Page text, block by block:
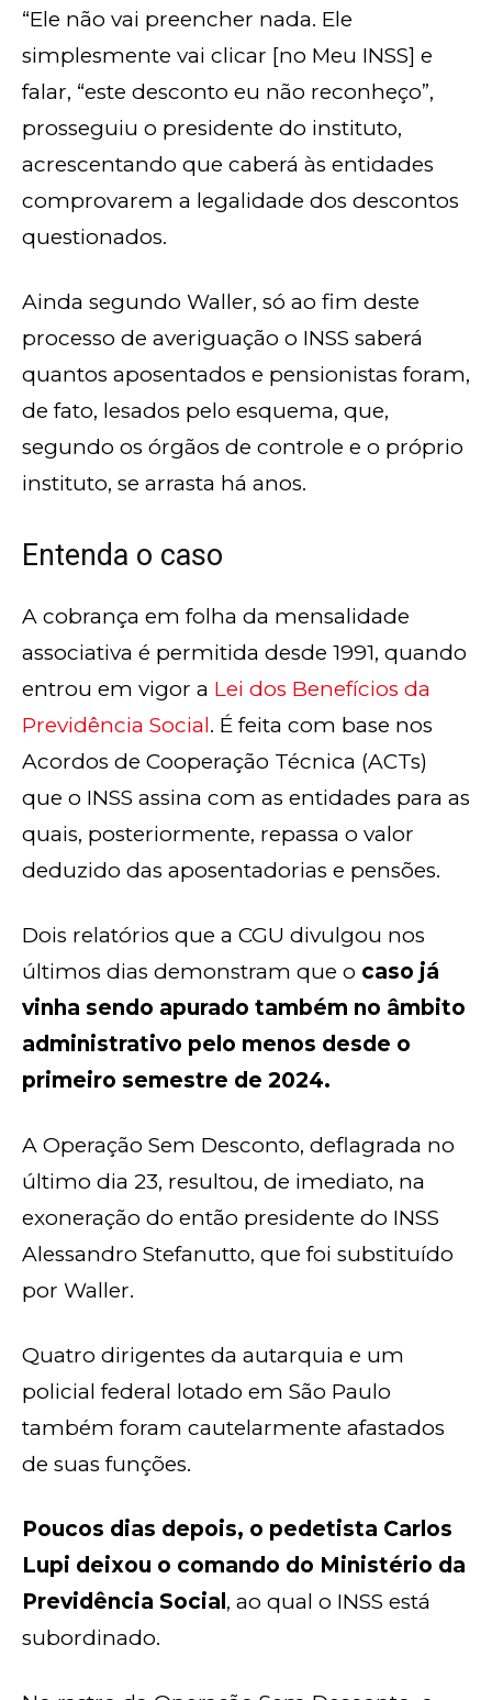
“Ele não vai preencher nada. Ele
simplesmente vai clicar [no Meu INSS] e
falar, “este desconto eu não reconheço”,
prosseguiu o presidente do instituto,
acrescentando que caberá às entidades
comprovarem a legalidade dos descontos
questionados.
Ainda segundo Waller, só ao fim deste
processo de averiguação o INSS saberá
quantos aposentados e pensionistas foram,
de fato, lesados pelo esquema, que,
segundo os órgãos de controle e o próprio
instituto, se arrasta há anos.
Entenda o caso
A cobrança em folha da mensalidade
associativa é permitida desde 1991, quando
entrou em vigor a Lei dos Benefícios da
Previdência Social. É feita com base nos
Acordos de Cooperação Técnica (ACTs)
que o INSS assina com as entidades para as
quais, posteriormente, repassa o valor
deduzido das aposentadorias e pensões.
Dois relatórios que a CGU divulgou nos
últimos dias demonstram que o caso já
vinha sendo apurado também no âmbito
administrativo pelo menos desde o
primeiro semestre de 2024.
A Operação Sem Desconto, deflagrada no
último dia 23, resultou, de imediato, na
exoneração do então presidente do INSS
Alessandro Stefanutto, que foi substituído
por Waller.
Quatro dirigentes da autarquia e um
policial federal lotado em São Paulo
também foram cautelarmente afastados
de suas funções.
Poucos dias depois, o pedetista Carlos
Lupi deixou o comando do Ministério da
Previdência Social , ao qual o INSS está
subordinado.